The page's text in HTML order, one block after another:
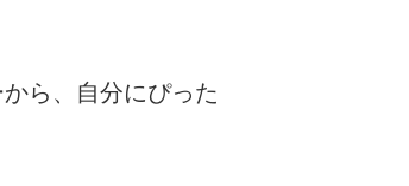
ら、自分にぴった